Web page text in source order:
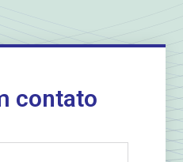
contato